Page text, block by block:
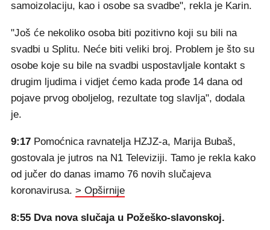
samoizolaciju, kao i osobe sa svadbe", rekla je Karin.
"Još će nekoliko osoba biti pozitivno koji su bili na
svadbi u Splitu. Neće biti veliki broj. Problem je što su
osobe koje su bile na svadbi uspostavljale kontakt s
drugim ljudima i vidjet ćemo kada prođe 14 dana od
pojave prvog oboljelog, rezultate tog slavlja", dodala
je.
9:17 Pomoćnica ravnatelja HZJZ-a, Marija Bubaš,
gostovala je jutros na N1 Televiziji. Tamo je rekla kako
od jučer do danas imamo 76 novih slučajeva
koronavirusa. > Opširnije
8:55 Dva nova slučaja u Požeško-slavonskoj.